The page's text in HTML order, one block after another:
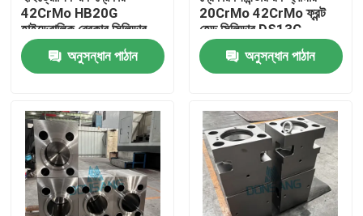
বাড়ি
পণ্য
42CrMo HB20G
হাইড্রোলিক ব্রেকার সিলিন্ডার
রক DS13C হ্যামার রিপ্লেস
পার্টস
অনুসন্ধান পাঠান
20CrMo 42CrMo ফ্রন্ট
হেড সিলিন্ডার DS13C
অনুসন্ধান পাঠান